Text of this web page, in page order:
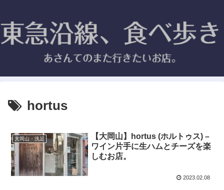
hortus
大岡山・洗足
【大岡山】hortus (ホルトゥス) –
ワイン片手に生ハムとチーズを楽
しむお店。
2023.02.08